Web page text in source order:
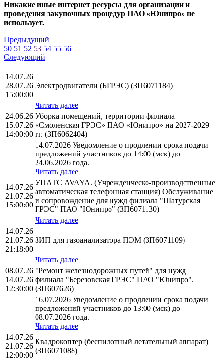
Никакие иные интернет ресурсы для организации и
проведения закупочных процедур ПАО «Юнипро» не
использует.
Предыдущий
50 51 52 53 54 55 56
Следующий
14.07.26
28.07.26
15:00:00
Электродвигатели (БГРЭС) (ЗП6071184)
Читать далее
24.06.26
15.07.26
14:00:00
Уборка помещений, территории филиала
«Смоленская ГРЭС» ПАО «Юнипро» на 2027-2029
гг. (ЗП6062404)
14.07.2026 Уведомление о продлении срока подачи
предложений участников до 14:00 (мск) до
24.06.2026 года.
Читать далее
14.07.26
21.07.26
15:00:00
УПАТС AVAYA. (Учрежденческо-производственные
автоматическая телефонная станция) Обслуживание
и сопровождение для нужд филиала "Шатурская
ГРЭС" ПАО "Юнипро" (ЗП6071130)
Читать далее
14.07.26
21.07.26
21:18:00
ЗИП для газоанализатора ПЭМ (ЗП6071109)
Читать далее
08.07.26
14.07.26
12:30:00
"Ремонт железнодорожных путей" для нужд
филиала "Березовская ГРЭС" ПАО "Юнипро".
(ЗП607626)
16.07.2026 Уведомление о продлении срока подачи
предложений участников до 13:00 (мск) до
08.07.2026 года.
Читать далее
14.07.26
21.07.26
12:00:00
Квадрокоптер (беспилотный летательный аппарат)
(ЗП6071088)